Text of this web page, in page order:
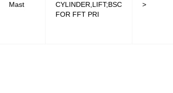
Mast
CYLINDER,LIFT;BSC
FOR FFT PRI
>